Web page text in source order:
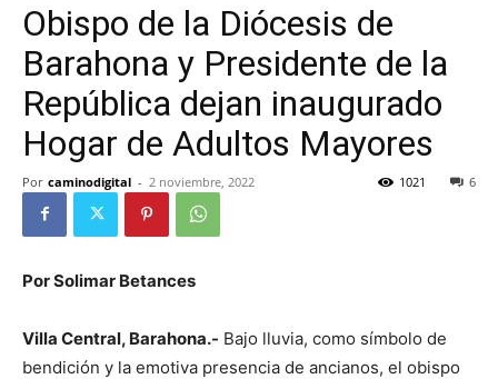
Obispo de la Diócesis de
Barahona y Presidente de la
República dejan inaugurado
Hogar de Adultos Mayores
Por caminodigital - 2 noviembre, 2022 6
1021
Por Solimar Betances
Villa Central, Barahona.- Bajo lluvia, como símbolo de
bendición y la emotiva presencia de ancianos, el obispo